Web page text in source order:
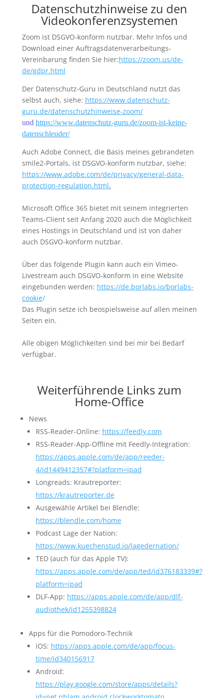
Datenschutzhinweise zu den
Videokonferenzsystemen
Zoom ist DSGVO-konform nutzbar. Mehr Infos und
Download einer Auftragsdatenverarbeitungs-
Vereinbarung finden Sie hier:https://zoom.us/de-
de/gdpr.html
Der Datenschutz-Guru in Deutschland nutzt das
selbst auch, siehe: https://www.datenschutz-
guru.de/datenschutzhinweise-zoom/
und https://www.datenschutz-guru.de/zoom-ist-keine-
datenschleuder/
Auch Adobe Connect, die Basis meines gebrandeten
smile2-Portals, ist DSGVO-konform nutzbar, siehe:
https://www.adobe.com/de/privacy/general-data-
protection-regulation.html.
Microsoft Office 365 bietet mit seinem integrierten
Teams-Client seit Anfang 2020 auch die Möglichkeit
eines Hostings in Deutschland und ist von daher
auch DSGVO-konform nutzbar.
Über das folgende Plugin kann auch ein Vimeo-
Livestream auch DSGVO-konform in eine Website
eingebunden werden: https://de.borlabs.io/borlabs-
cookie/
Das Plugin setze ich beospielsweise auf allen meinen
Seiten ein.
Alle obigen Möglichkeiten sind bei mir bei Bedarf
verfügbar.
Weiterführende Links zum
Home-Office
News
RSS-Reader-Online: https://feedly.com
RSS-Reader-App-Offline mit Feedly-Integration:
https://apps.apple.com/de/app/reeder-
4/id1449412357#?platform=ipad
Longreads: Krautreporter:
https://krautreporter.de
Ausgewähle Artikel bei Blendle:
https://blendle.com/home
Podcast Lage der Nation:
https://www.kuechenstud.io/lagedernation/
TED (auch für das Apple TV):
https://apps.apple.com/de/app/ted/id376183339#?
platform=ipad
DLF-App: https://apps.apple.com/de/app/dlf-
audiothek/id1255398824
Apps für die Pomodoro-Technik
iOS: https://apps.apple.com/de/app/focus-
time/id340156917
Android:
https://play.google.com/store/apps/details?